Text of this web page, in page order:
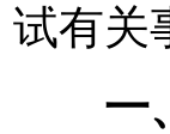
试有关
一